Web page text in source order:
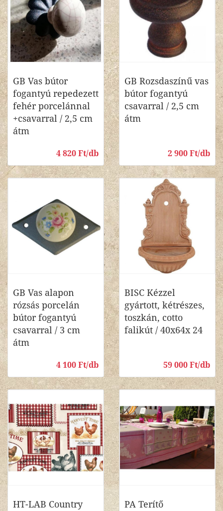
GB Vas bútor
fogantyú repedezett
fehér porcelánnal
+csavarral / 2,5 cm
átm
4 820 Ft/db
GB Rozsdaszínű vas
bútor fogantyú
csavarral / 2,5 cm
átm
2 900 Ft/db
GB Vas alapon
rózsás porcelán
bútor fogantyú
csavarral / 3 cm
átm
4 100 Ft/db
BISC Kézzel
gyártott, kétrészes,
toszkán, cotto
falikút / 40x64x 24
59 000 Ft/db
HT-LAB Country
PA Terítő